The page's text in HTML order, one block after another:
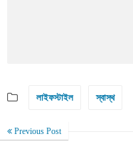
লাইফস্টাইল স্বাস্থ
Previous Post